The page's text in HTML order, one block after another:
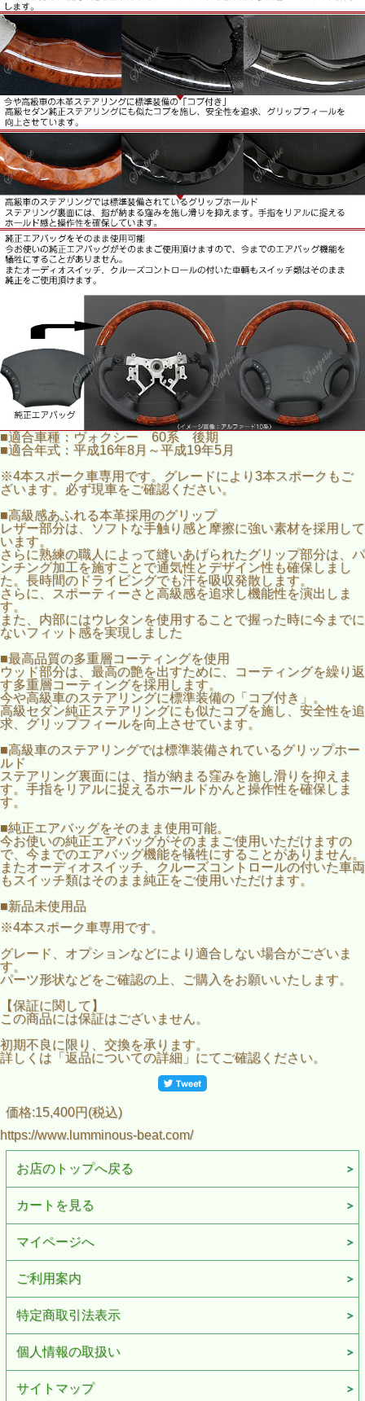
■純正エアバッグをそのまま使用可能。
今お使いの純正エアバッグがそのままご使用いただけますの
で、今までのエアバッグ機能を犠牲にすることがありませ
ん。
またオーディオスイッチ、クルーズコントロールの付いた車
両もスイッチ類はそのまま純正をご使用いただけます。
■新品未使用品
■適合車種：ヴォクシー 60系 後期
■適合年式：平成16年8月～平成19年5月
※4本スポーク車専用です。グレードにより3本スポークもご
ざいます。必ず現車をご確認ください。
■高級感あふれる本革採用のグリップ
レザー部分は、ソフトな手触り感と摩擦に強い素材を採用して
います。
さらに熟練の職人によって縫いあげられたグリップ部分は、パ
ンチング加工を施すことで通気性とデザイン性も確保しまし
た。長時間のドライビングでも汗を吸収発散します。
さらに、スポーティーさと高級感を追求し機能性を演出しま
す。
また、内部にはウレタンを使用することで握った時に今までに
ないフィット感を実現しました
■最高品質の多重層コーティングを使用
ウッド部分は、最高の艶を出すために、コーティングを繰り返
す多重層コーティングを採用します。
今や高級車のステアリングに標準装備の「コブ付き」。
高級セダン純正ステアリングにも似たコブを施し、安全性を追
求、グリップフィールを向上させています。
■高級車のステアリングでは標準装備されているグリップホー
ルド
ステアリング裏面には、指が納まる窪みを施し滑りを抑えま
す。手指をリアルに捉えるホールドかんと操作性を確保しま
す。
■純正エアバッグをそのまま使用可能。
今お使いの純正エアバッグがそのままご使用いただけますの
で、今までのエアバッグ機能を犠牲にすることがありません。
またオーディオスイッチ、クルーズコントロールの付いた車両
もスイッチ類はそのまま純正をご使用いただけます。
■新品未使用品
※4本スポーク車専用です。
グレード、オプションなどにより適合しない場合がございま
す。
パーツ形状などをご確認の上、ご購入をお願いいたします。
【保証に関して】
この商品には保証はございません。
初期不良に限り、交換を承ります。
詳しくは「返品についての詳細」にてご確認ください。
価格:15,400円(税込)
https://www.lumminous-beat.com/
お店のトップへ戻る
カートを見る
マイページへ
ご利用案内
特定商取引法表示
個人情報の取扱い
サイトマップ